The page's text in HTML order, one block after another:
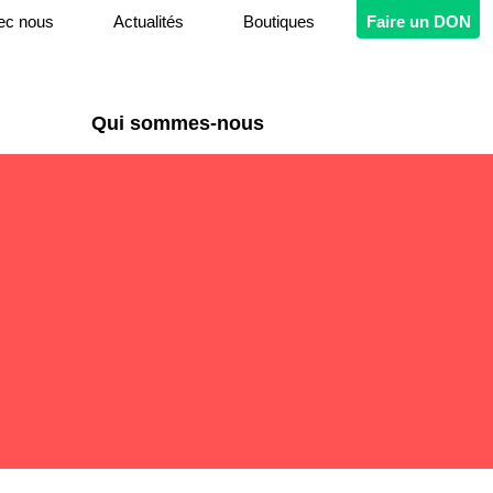
Qui sommes-nous
nous Actualités Boutiques Faire un DON